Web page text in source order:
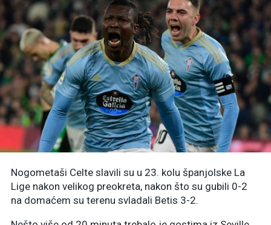
Nogometaši Celte slavili su u 23. kolu španjolske La
Lige nakon velikog preokreta, nakon što su gubili 0-2
na domaćem su terenu svladali Betis 3-2.